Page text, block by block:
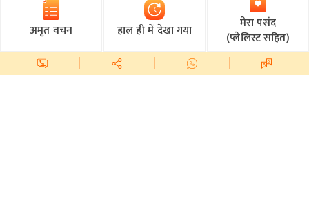
अमृत वचन हाल ही में देखा गया
मेरा पसंद
(प्लेलिस्ट सहित)